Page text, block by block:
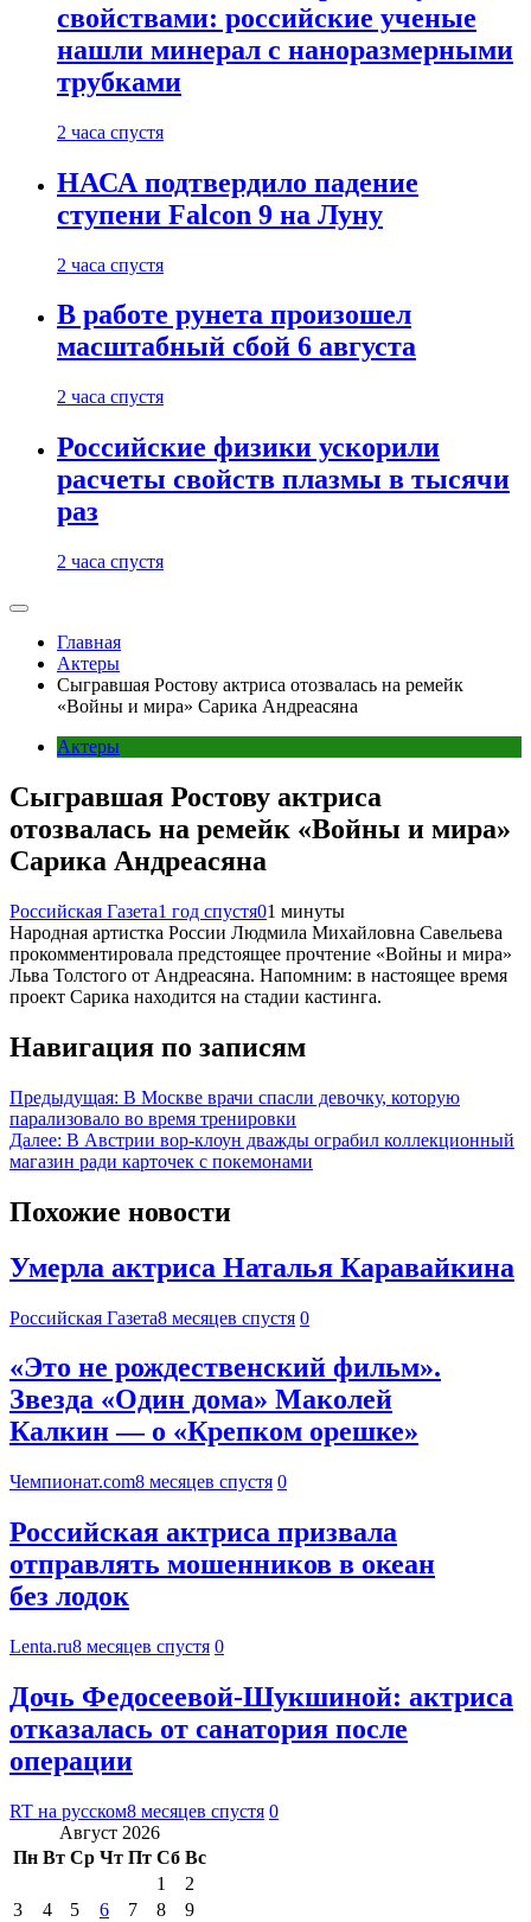
свойствами: российские ученые
нашли минерал с наноразмерными
трубками
2 часа спустя
НАСА подтвердило падение
ступени Falcon 9 на Луну
2 часа спустя
В работе рунета произошел
масштабный сбой 6 августа
2 часа спустя
Российские физики ускорили
расчеты свойств плазмы в тысячи
раз
2 часа спустя
Главная
Актеры
Сыгравшая Ростову актриса отозвалась на ремейк
«Войны и мира» Сарика Андреасяна
Актеры
Сыгравшая Ростову актриса
отозвалась на ремейк «Войны и мира»
Сарика Андреасяна
Российская Газета1 год спустя01 минуты
Народная артистка России Людмила Михайловна Савельева
прокомментировала предстоящее прочтение «Войны и мира»
Льва Толстого от Андреасяна. Напомним: в настоящее время
проект Сарика находится на стадии кастинга.
Навигация по записям
Предыдущая: В Москве врачи спасли девочку, которую
парализовало во время тренировки
Далее: В Австрии вор-клоун дважды ограбил коллекционный
магазин ради карточек с покемонами
Похожие новости
Умерла актриса Наталья Каравайкина
Российская Газета8 месяцев спустя 0
«Это не рождественский фильм».
Звезда «Один дома» Маколей
Калкин — о «Крепком орешке»
Чемпионат.com8 месяцев спустя 0
Российская актриса призвала
отправлять мошенников в океан
без лодок
Lenta.ru8 месяцев спустя 0
Дочь Федосеевой-Шукшиной: актриса
отказалась от санатория после
операции
RT на русском8 месяцев спустя 0
Август 2026
Пн Вт Ср Чт Пт Сб Вс
1
2
3
4 5 6 7 8
9